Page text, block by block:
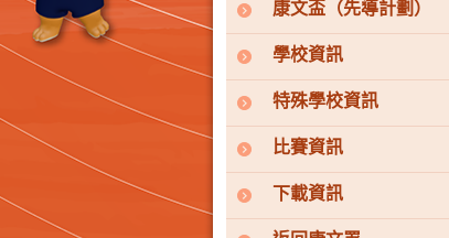
康文盃（先導計劃）
學校資訊
特殊學校資訊
比賽資訊
下載資訊